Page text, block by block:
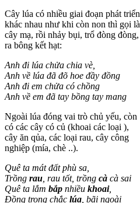
Cây lúa có nhiều giai đoạn phát triển
khác nhau như khi còn non thì gọi là
cây mạ, rồi nhảy bụi, trổ đòng đòng,
ra bông kết hạt:
Anh đi lúa chửa chia vè,
Anh về lúa đã đõ hoe đầy đồng
Anh đi em chửa có chồng
Anh về em đã tay bồng tay mang
Ngoài lúa đóng vai trò chủ yếu, còn
có các cây có củ (khoai các loại ),
cây ăn qủa, các loại rau, cây công
nghiệp (mía, chè ..).
Quê ta mát đất phù sa,
Trồng rau , rau tốt, trồng cà cà sai
Quê ta lắm bắp nhiều khoai,
Đồng trong chắc lúa , bãi ngoài